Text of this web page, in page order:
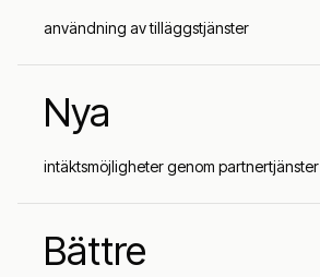
användning av tilläggstjänster
Nya
intäktsmöjligheter genom partnertjänster
Bättre